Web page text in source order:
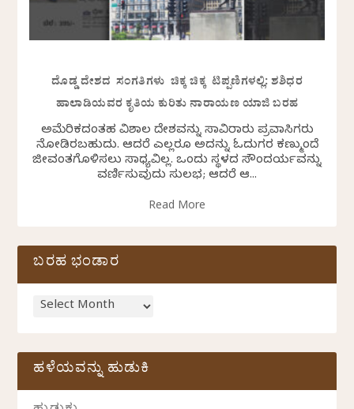
ದೊಡ್ಡ ದೇಶದ ಸಂಗತಿಗಳು ಚಿಕ್ಕ ಚಿಕ್ಕ ಟಿಪ್ಪಣಿಗಳಲ್ಲಿ: ಶಶಿಧರ
ಹಾಲಾಡಿಯವರ ಕೃತಿಯ ಕುರಿತು ನಾರಾಯಣ ಯಾಜಿ ಬರಹ
ಅಮೆರಿಕದಂತಹ ವಿಶಾಲ ದೇಶವನ್ನು ಸಾವಿರಾರು ಪ್ರವಾಸಿಗರು
ನೋಡಿರಬಹುದು. ಆದರೆ ಎಲ್ಲರೂ ಅದನ್ನು ಓದುಗರ ಕಣ್ಮುಂದೆ
ಜೀವಂತಗೊಳಿಸಲು ಸಾಧ್ಯವಿಲ್ಲ. ಒಂದು ಸ್ಥಳದ ಸೌಂದರ್ಯವನ್ನು
ವರ್ಣಿಸುವುದು ಸುಲಭ; ಆದರೆ ಆ...
Read More
ಬರಹ ಭಂಡಾರ
ಹಳೆಯವನ್ನು ಹುಡುಕಿ